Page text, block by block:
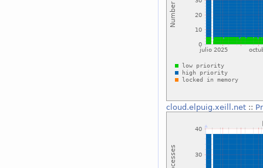
cloud.elpuig.xeill.net::